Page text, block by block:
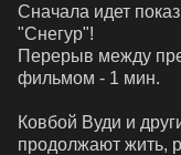
Сначала идет
"Снегур"!
Перерыв между
фильмом - 1 мин.
Ковбой Вуди и
продолжают жить,